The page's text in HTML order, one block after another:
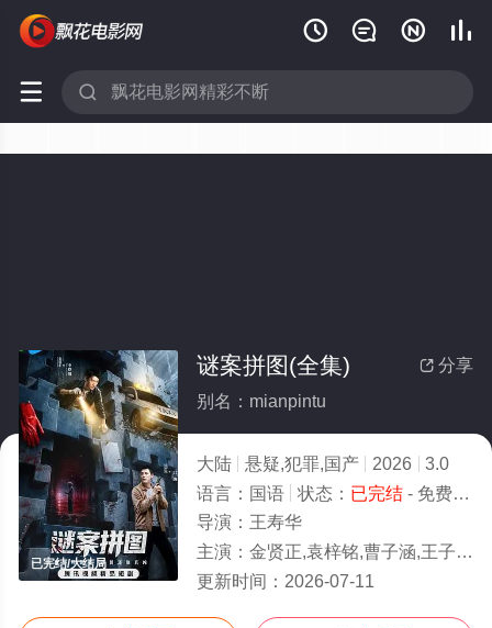
   
 
已完结/大结局
 分享
谜案拼图(全集)
别名：mianpintu
大陆 悬疑,犯罪,国产 2026
3.0
语言： 国语 状态： 已完结- 免费在线观看
导演： 王寿华
主演： 金贤正,袁梓铭,曹子涵,王子宸,李肖宁,延翔,潘子昕,曹祁元,刘佳萌,赵刚,苏雨润,宋一,
更新时间： 2026-07-11